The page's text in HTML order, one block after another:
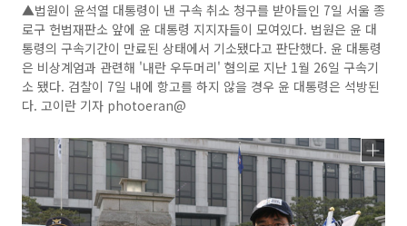
▲법원이 윤석열 대통령이 낸 구속 취소 청구를 받아들인 7일 서울 종
로구 헌법재판소 앞에 윤 대통령 지지자들이 모여있다. 법원은 윤 대
통령의 구속기간이 만료된 상태에서 기소됐다고 판단했다. 윤 대통령
은 비상계엄과 관련해 '내란 우두머리' 혐의로 지난 1월 26일 구속기
소 됐다. 검찰이 7일 내에 항고를 하지 않을 경우 윤 대통령은 석방된
다. 고이란 기자 photoeran@